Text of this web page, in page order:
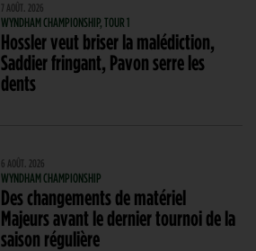
7 AOÛT. 2026
WYNDHAM CHAMPIONSHIP, TOUR 1
Hossler veut briser la malédiction,
Saddier fringant, Pavon serre les
dents
6 AOÛT. 2026
WYNDHAM CHAMPIONSHIP
Des changements de matériel
Majeurs avant le dernier tournoi de la
saison régulière